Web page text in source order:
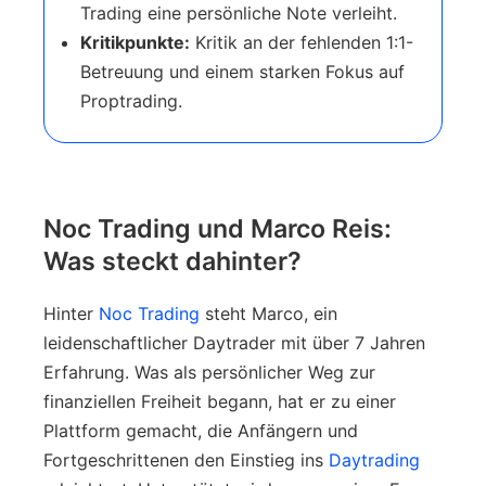
Trading eine persönliche Note verleiht.
Kritikpunkte: Kritik an der fehlenden 1:1-
Betreuung und einem starken Fokus auf
Proptrading.
Noc Trading und Marco Reis:
Was steckt dahinter?
Hinter Noc Trading steht Marco, ein
leidenschaftlicher Daytrader mit über 7 Jahren
Erfahrung. Was als persönlicher Weg zur
finanziellen Freiheit begann, hat er zu einer
Plattform gemacht, die Anfängern und
Fortgeschrittenen den Einstieg ins Daytrading